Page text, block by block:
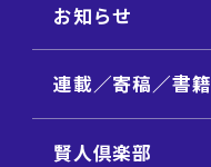
お知らせ
連載／寄稿／書籍
賢人倶楽部